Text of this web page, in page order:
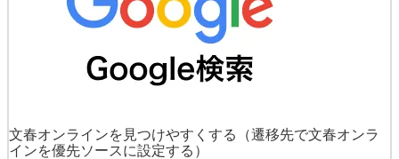
文春オンラインを見つけやすくする
（遷移先で文春オンラ
インを優先ソースに設定する）